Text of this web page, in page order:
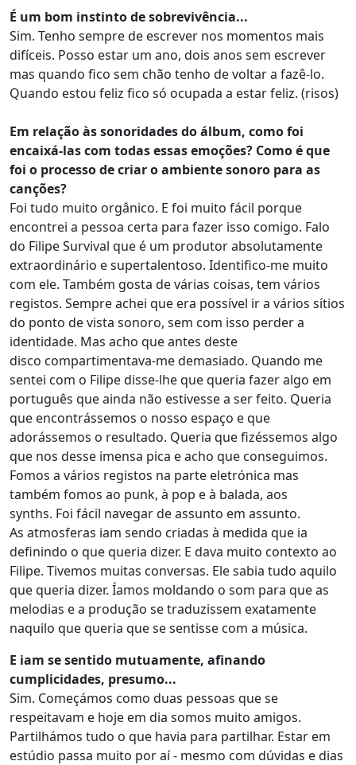
É um bom instinto de sobrevivência...
Sim. Tenho sempre de escrever nos momentos mais
difíceis. Posso estar um ano, dois anos sem escrever
mas quando fico sem chão tenho de voltar a fazê-lo.
Quando estou feliz fico só ocupada a estar feliz. (risos)
Em relação às sonoridades do álbum, como foi
encaixá-las com todas essas emoções? Como é que
foi o processo de criar o ambiente sonoro para as
canções?
Foi tudo muito orgânico. E foi muito fácil porque
encontrei a pessoa certa para fazer isso comigo. Falo
do Filipe Survival que é um produtor absolutamente
extraordinário e supertalentoso. Identifico-me muito
com ele. Também gosta de várias coisas, tem vários
registos. Sempre achei que era possível ir a vários sítios
do ponto de vista sonoro, sem com isso perder a
identidade. Mas acho que antes deste
disco compartimentava-me demasiado. Quando me
sentei com o Filipe disse-lhe que queria fazer algo em
português que ainda não estivesse a ser feito. Queria
que encontrássemos o nosso espaço e que
adorássemos o resultado. Queria que fizéssemos algo
que nos desse imensa pica e acho que conseguimos.
Fomos a vários registos na parte eletrónica mas
também fomos ao punk, à pop e à balada, aos
synths. Foi fácil navegar de assunto em assunto.
As atmosferas iam sendo criadas à medida que ia
definindo o que queria dizer. E dava muito contexto ao
Filipe. Tivemos muitas conversas. Ele sabia tudo aquilo
que queria dizer. Íamos moldando o som para que as
melodias e a produção se traduzissem exatamente
naquilo que queria que se sentisse com a música.
E iam se sentido mutuamente, afinando
cumplicidades, presumo...
Sim. Começámos como duas pessoas que se
respeitavam e hoje em dia somos muito amigos.
Partilhámos tudo o que havia para partilhar. Estar em
estúdio passa muito por aí - mesmo com dúvidas e dias